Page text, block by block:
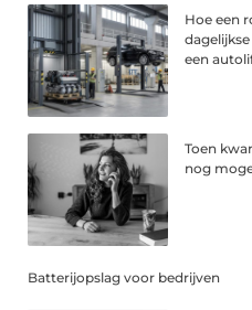
Hoe een
een
Toen
nog
Batterijopslag voor bedrijven